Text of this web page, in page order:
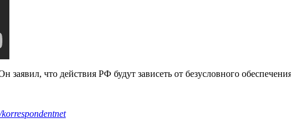
заявил, что действия РФ будут зависеть от безусловного